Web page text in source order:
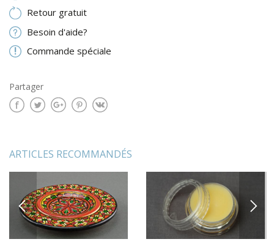
Retour gratuit
Besoin d'aide?
Commande spéciale
Partager
ARTICLES RECOMMANDÉS
PREVIOUS NEXT